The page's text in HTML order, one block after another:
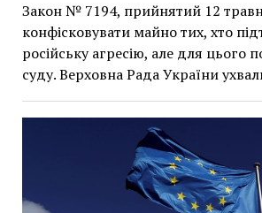
Закон № 7194, прийнятий 12
конфісковувати майно тих, хто
російську агресію, але для цього
суду. Верховна Рада України